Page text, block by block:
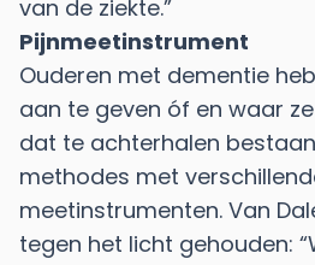
van de ziekte.”
Pijnmeetinstrument
Ouderen met dementie
aan te geven óf en waar
dat te achterhalen
methodes met
meetinstrumenten. Van
tegen het licht gehouden: